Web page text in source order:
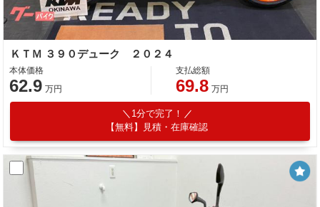
ＫＴＭ ３９０デューク ２０２４
本体価格
62.9 万円
支払総額
69.8 万円
1分で完了！
【無料】見積・在庫確認